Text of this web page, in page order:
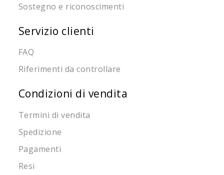
Sostegno e riconoscimenti
Servizio clienti
FAQ
Riferimenti da controllare
Condizioni di vendita
Termini di vendita
Spedizione
Pagamenti
Resi